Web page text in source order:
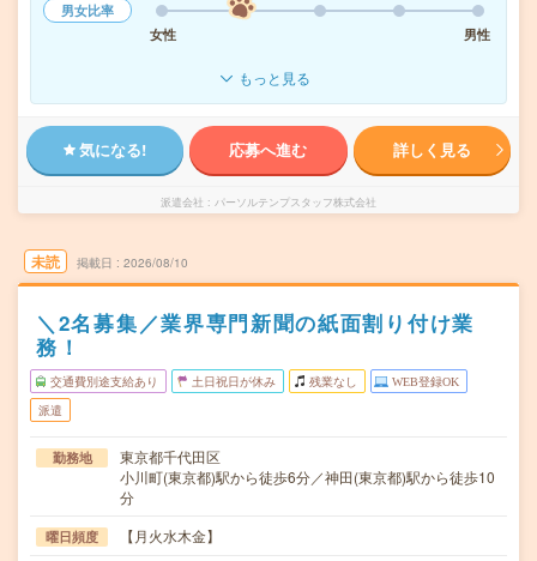
男女比率
女性
男性
もっと見る
気になる! 応募へ進む 詳しく見る
派遣会社 パーソルテンプスタッフ株式会社
未読 掲載日 2026/08/10
＼2名募集／業界専門新聞の紙面割り付け業
務！
交通費別途支給あり 土日祝日が休み 残業なし WEB登録OK
派遣
勤務地
東京都千代田区
小川町(東京都)駅から徒歩6分／神田(東京都)駅から徒歩10
分
曜日頻度 【月火水木金】